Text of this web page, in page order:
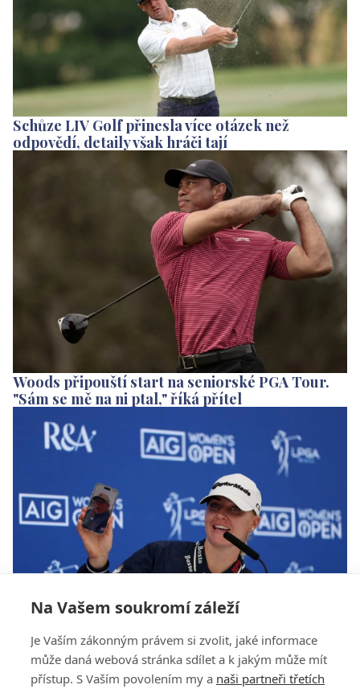
Na Vašem soukromí záleží
Je Vaším zákonným právem si zvolit, jaké informace
může daná webová stránka sdílet a k jakým může mít
přístup. S Vaším povolením my a naši partneři třetích
Schůze LIV Golf přinesla více otázek než
odpovědí, detaily však hráči tají
Woods připouští start na seniorské PGA Tour.
"Sám se mě na ni ptal," říká přítel
VIDEO: Světová sedmička Charley Hull napálila
kedíka falešným losem na 100 tisíc liber